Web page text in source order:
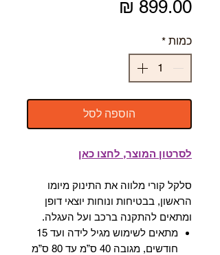
כמות *
הוספה לסל
לסרטון המוצר, לחצו כאן
סלקל קורי מלווה את התינוק מיומו
הראשון, בבטיחות ונוחות יוצאי דופן
ומתאים להתקנה ברכב ועל העגלה.
מתאים לשימוש מגיל לידה ועד 15
חודשים, מגובה 40 ס”מ עד 80 ס”מ